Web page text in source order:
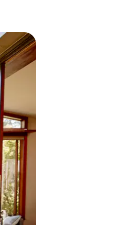
შეხებისა თუ თითის გასმის ჟესტები.